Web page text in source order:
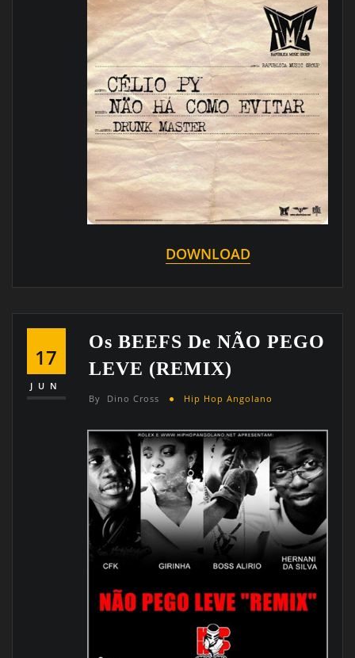
DOWNLOAD
17
JUN
Os BEEFS De NÃO PEGO
LEVE (REMIX)
By Dino Cross Hip Hop Angolano